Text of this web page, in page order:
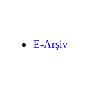
E-Arşiv